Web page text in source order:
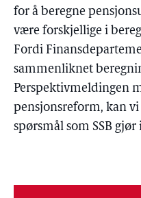
for å beregne
være forskjellige i
Fordi
sammenliknet
Perspektivmeldingen
pensjonsreform, kan
spørsmål som SSB